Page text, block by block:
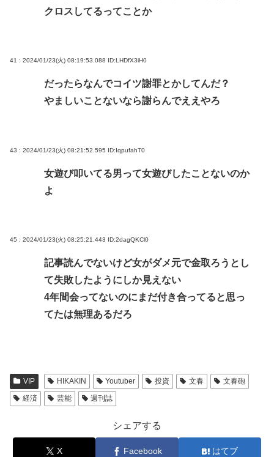
クロスしてるってことか
41 : 2024/01/23(火) 08:19:53.088 ID:LHDfX3iH0
だったらなんでコイツ謝罪とかしてんだ？
やましいことないなら謝らんでええやろ
43 : 2024/01/23(火) 08:21:52.595 ID:IqpufahT0
女遊び叩いてる男って女遊びしたことないのか
よ
45 : 2024/01/23(火) 08:25:21.443 ID:2dagQKCl0
記事読んでないけど女がダメ元で金取ろうとし
て失敗したようにしか見えない
4年間会ってないのにまだ付き合ってると思っ
てたは無理あるだろ
VIP HIKAKIN Youtuber 投資 文春
文春砲
経済
芸能 週刊誌
シェアする
X Facebook はてブ